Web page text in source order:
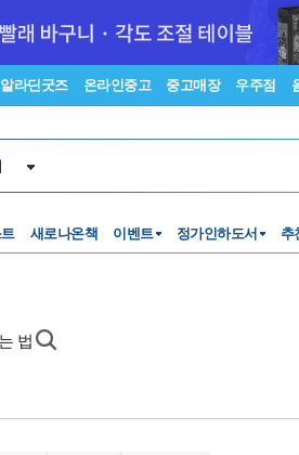
알라딘굿즈 온라인중고 중고매장 우주점
새로나온책 이벤트 정가인하도서 추
법